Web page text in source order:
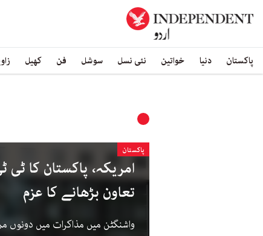
پاکستان دنیا خواتین نئی نسل سوشل فن کھیل
پاکستان
امریکہ، پاکستان کا
تعاون بڑھانے کا عزم
واشنگٹن میں مذاکرات میں